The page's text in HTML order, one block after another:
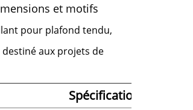
et motifs
pour plafond tendu,
aux projets de
Spécification